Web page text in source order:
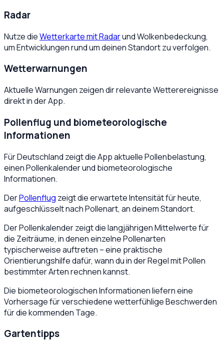
Radar
Nutze dieWetterkarte mit Radarund Wolkenbedeckung,
um Entwicklungen rund um deinen Standort zu verfolgen.
Wetterwarnungen
Aktuelle Warnungen zeigen dir relevante Wetterereignisse
direkt in der App.
Pollenflug und biometeorologische
Informationen
Für Deutschland zeigt die App aktuelle Pollenbelastung,
einen Pollenkalender und biometeorologische
Informationen.
DerPollenflug zeigt die erwartete Intensität für heute,
aufgeschlüsselt nach Pollenart, an deinem Standort.
Der Pollenkalender zeigt die langjährigen Mittelwerte für
die Zeiträume, in denen einzelne Pollenarten
typischerweise auftreten – eine praktische
Orientierungshilfe dafür, wann du in der Regel mit Pollen
bestimmter Arten rechnen kannst.
Die biometeorologischen Informationen liefern eine
Vorhersage für verschiedene wetterfühlige Beschwerden
für die kommenden Tage.
Gartentipps